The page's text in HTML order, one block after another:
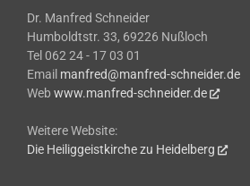
Dr. Manfred Schneider
Humboldtstr. 33, 69226 Nußloch
Tel 062 24 - 17 03 01
Email manfred@manfred-schneider.de
Web www.manfred-schneider.de
Weitere Website:
Die Heiliggeistkirche zu Heidelberg